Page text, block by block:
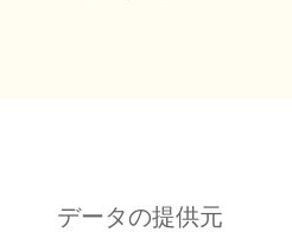
データの提供元